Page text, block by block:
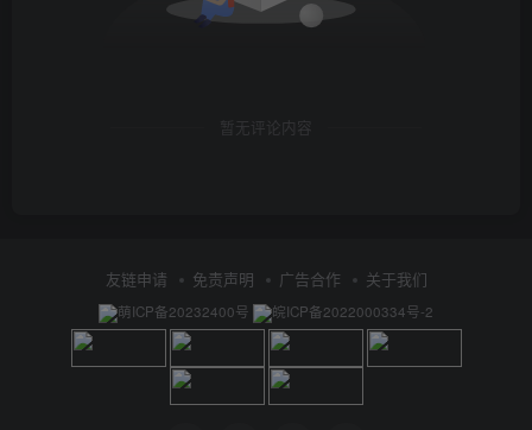
暂无评论内容
友链申请 免责声明 广告合作 关于我们
萌ICP备20232400号 皖ICP备2022000334号-2